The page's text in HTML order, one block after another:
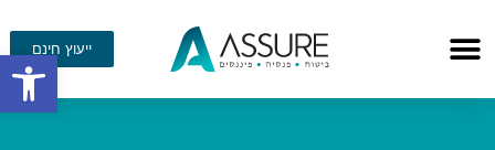
פתח
ייעוץ חינם